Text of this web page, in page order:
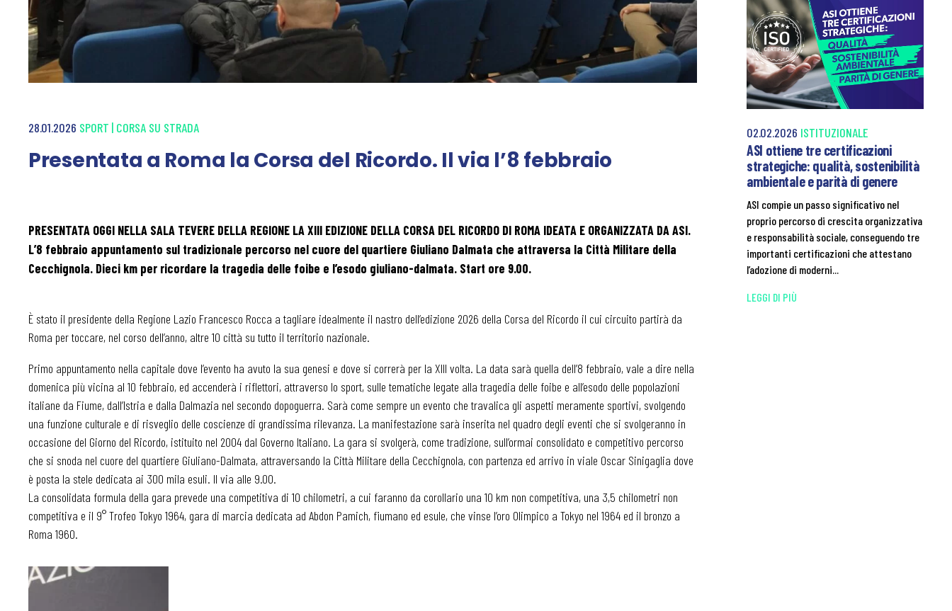
28.01.2026 SPORT | CORSA SU STRADA
Presentata a Roma la Corsa del Ricordo. Il via l’8 febbraio
PRESENTATA OGGI NELLA SALA TEVERE DELLA REGIONE LA XIII EDIZIONE DELLA CORSA DEL RICORDO DI ROMA IDEATA E ORGANIZZATA DA ASI.
L’8 febbraio appuntamento sul tradizionale percorso nel cuore del quartiere Giuliano Dalmata che attraversa la Città Militare della
Cecchignola. Dieci km per ricordare la tragedia delle foibe e l’esodo giuliano-dalmata. Start ore 9.00.
È stato il presidente della Regione Lazio Francesco Rocca a tagliare idealmente il nastro dell’edizione 2026 della Corsa del Ricordo il cui circuito partirà da
Roma per toccare, nel corso dell’anno, altre 10 città su tutto il territorio nazionale.
Primo appuntamento nella capitale dove l’evento ha avuto la sua genesi e dove si correrà per la XIII volta. La data sarà quella dell’8 febbraio, vale a dire nella
domenica più vicina al 10 febbraio, ed accenderà i riflettori, attraverso lo sport, sulle tematiche legate alla tragedia delle foibe e all’esodo delle popolazioni
italiane da Fiume, dall’Istria e dalla Dalmazia nel secondo dopoguerra. Sarà come sempre un evento che travalica gli aspetti meramente sportivi, svolgendo
una funzione culturale e di risveglio delle coscienze di grandissima rilevanza. La manifestazione sarà inserita nel quadro degli eventi che si svolgeranno in
occasione del Giorno del Ricordo, istituito nel 2004 dal Governo Italiano. La gara si svolgerà, come tradizione, sull’ormai consolidato e competitivo percorso
che si snoda nel cuore del quartiere Giuliano-Dalmata, attraversando la Città Militare della Cecchignola, con partenza ed arrivo in viale Oscar Sinigaglia dove
è posta la stele dedicata ai 300 mila esuli. Il via alle 9.00.
La consolidata formula della gara prevede una competitiva di 10 chilometri, a cui faranno da corollario una 10 km non competitiva, una 3,5 chilometri non
competitiva e il 9° Trofeo Tokyo 1964, gara di marcia dedicata ad Abdon Pamich, fiumano ed esule, che vinse l’oro Olimpico a Tokyo nel 1964 ed il bronzo a
Roma 1960.
02.02.2026 ISTITUZIONALE
ASI ottiene tre certificazioni
strategiche: qualità, sostenibilità
ambientale e parità di genere
ASI compie un passo significativo nel
proprio percorso di crescita organizzativa
e responsabilità sociale, conseguendo tre
importanti certificazioni che attestano
l’adozione di moderni...
LEGGI DI PIÙ